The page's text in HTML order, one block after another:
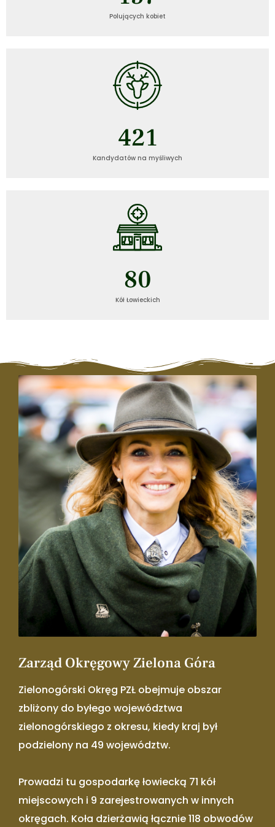
Polujących kobiet
Kandydatów na myśliwych
421
Kół Łowieckich
80
Zarząd Okręgowy Zielona Góra
Zielonogórski Okręg PZŁ obejmuje obszar
zbliżony do byłego województwa
zielonogórskiego z okresu, kiedy kraj był
podzielony na 49 województw.
Prowadzi tu gospodarkę łowiecką 71 kół
miejscowych i 9 zarejestrowanych w innych
okręgach. Koła dzierżawią łącznie 118 obwodów